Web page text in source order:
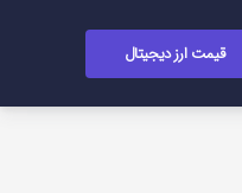
قیمت ارز دیجیتال